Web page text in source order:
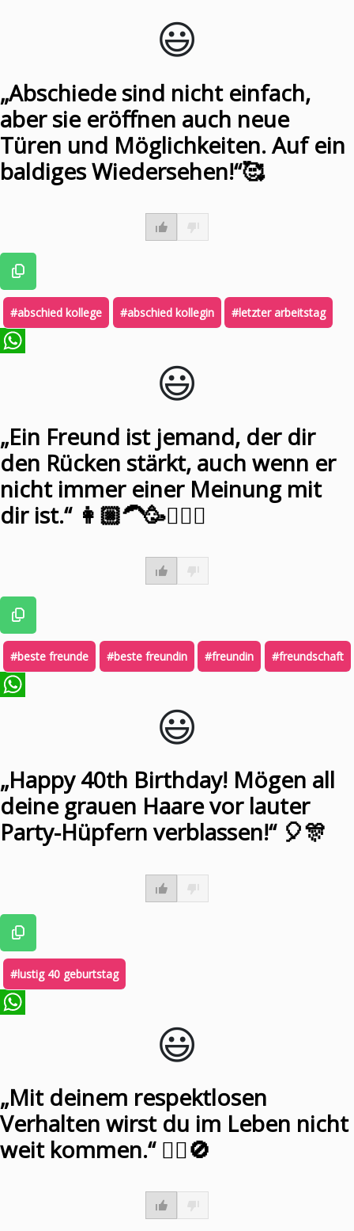
😃️
„Abschiede sind nicht einfach,
aber sie eröffnen auch neue
Türen und Möglichkeiten. Auf ein
baldiges Wiedersehen!“🥰
#abschied kollege #abschied kollegin #letzter arbeitstag
😃️
„Ein Freund ist jemand, der dir
den Rücken stärkt, auch wenn er
nicht immer einer Meinung mit
dir ist.“ 👩🏼‍🦱🥳🙋🏼‍♀️
#beste freunde #beste freundin #freundin #freundschaft
😃️
„Happy 40th Birthday! Mögen all
deine grauen Haare vor lauter
Party-Hüpfern verblassen!“ 🎈🎊
#lustig 40 geburtstag
😃️
„Mit deinem respektlosen
Verhalten wirst du im Leben nicht
weit kommen.“ 🏃‍♀️🚫